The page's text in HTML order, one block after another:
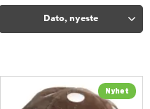
Dato, nyeste